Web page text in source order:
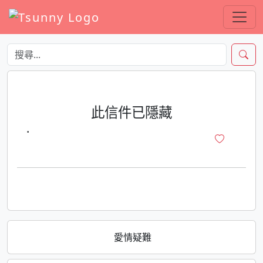
愛情疑難
此信件已隱藏
·